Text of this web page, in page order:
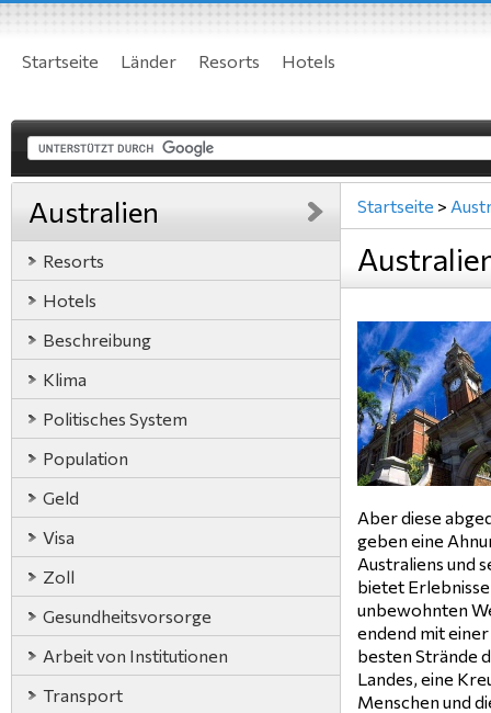
Startseite Länder Resorts Hotels
Australien
Resorts
Hotels
Beschreibung
Klima
Politisches System
Population
Geld
Visa
Zoll
Gesundheitsvorsorge
Arbeit von Institutionen
Transport
Startseite >
Aber diese
geben eine
Australiens und
bietet
unbewohnten
endend mit
besten Strände
Landes, eine
Menschen und